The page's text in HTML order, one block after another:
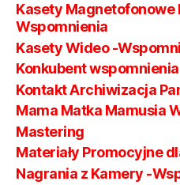
Kasety Magnetofonowe
Wspomnienia
Kasety Wideo -
Konkubent wspomnienia
Kontakt Archiwizacja
Mama Matka Mamusia
Mastering
Materiały Promocyjne
Nagrania z Kamery -